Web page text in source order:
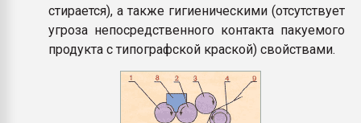
стирается), а также гигиеническими (отсутствует
угроза непосредственного контакта пакуемого
продукта с типографской краской) свойствами.